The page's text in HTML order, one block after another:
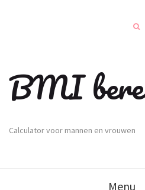
BMI
Calculator voor mannen en vrouwen
Menu